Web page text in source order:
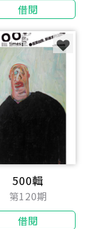
借閱
500輯
第120期
借閱